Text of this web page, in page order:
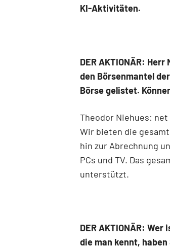
KI-Aktivitäten.
DER AKTIONÄR:
den Börsenmantel
Börse gelistet.
Theodor Niehues:
Wir bieten die
hin zur Abrechnung
PCs und TV. Das
unterstützt.
DER AKTIONÄR:
die man kennt, haben